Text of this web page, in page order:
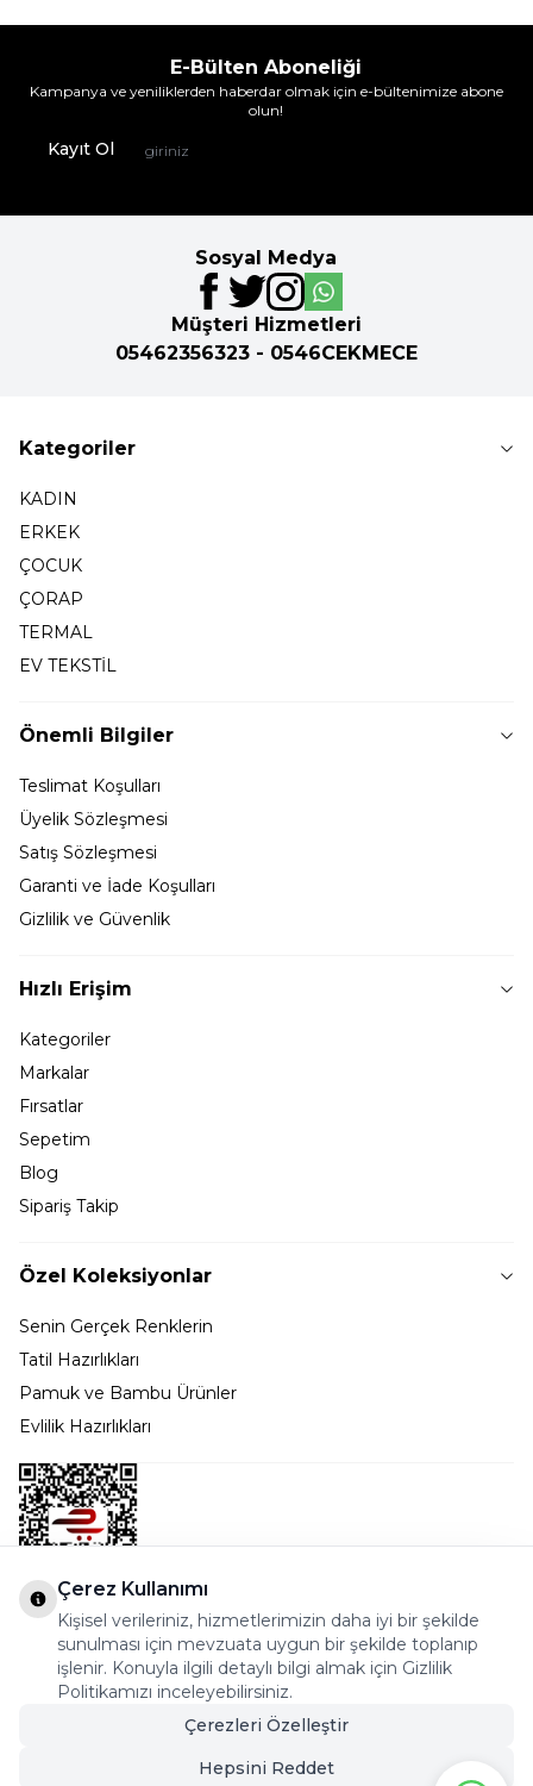
E-Bülten Aboneliği
Kampanya ve yeniliklerden haberdar olmak için e-bültenimize abone
olun!
Kayıt Ol
Sosyal Medya
Müşteri Hizmetleri
05462356323 - 0546CEKMECE
Kategoriler
KADIN
ERKEK
ÇOCUK
ÇORAP
TERMAL
EV TEKSTİL
Önemli Bilgiler
Teslimat Koşulları
Üyelik Sözleşmesi
Satış Sözleşmesi
Garanti ve İade Koşulları
Gizlilik ve Güvenlik
Hızlı Erişim
Kategoriler
Markalar
Fırsatlar
Sepetim
Blog
Sipariş Takip
Özel Koleksiyonlar
Senin Gerçek Renklerin
Tatil Hazırlıkları
Pamuk ve Bambu Ürünler
Evlilik Hazırlıkları
Bostancı Mah. Dar yol Sok. Safir sitesi 5/1 B Blok
Kadıköy - İSTANBUL
info@cekmeceonline.com
Çerez Kullanımı
Kişisel verileriniz, hizmetlerimizin daha iyi bir şekilde
sunulması için mevzuata uygun bir şekilde toplanıp
işlenir. Konuyla ilgili detaylı bilgi almak için Gizlilik
Politikamızı inceleyebilirsiniz.
Çerezleri Özelleştir
Hepsini Reddet